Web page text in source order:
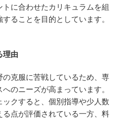
に合わせたカリキュラムを組
ることを目的としています。
理由
克服に苦戦しているため、専
のニーズが高まっています。
クすると、個別指導や少人数
点が評価されている一方、料